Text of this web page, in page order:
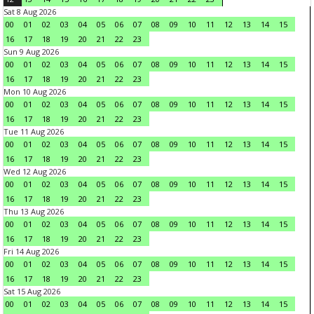
Sat 8 Aug 2026
00
01 02 03 04 05 06 07 08 09 10 11 12 13 14
15
16
17 18 19 20 21 22
23
Sun 9 Aug 2026
00
01 02 03 04 05 06 07 08 09 10 11 12 13 14
15
16
17 18 19 20 21 22
23
Mon 10 Aug 2026
00
01 02 03 04 05 06 07 08 09 10 11 12 13 14
15
16
17 18 19 20 21 22
23
Tue 11 Aug 2026
00
01 02 03 04 05 06 07 08 09 10 11 12 13 14
15
16
17 18 19 20 21 22
23
Wed 12 Aug 2026
00
01 02 03 04 05 06 07 08 09 10 11 12 13 14
15
16
17 18 19 20 21 22
23
Thu 13 Aug 2026
00
01 02 03 04 05 06 07 08 09 10 11 12 13 14
15
16
17 18 19 20 21 22
23
Fri 14 Aug 2026
00
01 02 03 04 05 06 07 08 09 10 11 12 13 14
15
16
17 18 19 20 21 22
23
Sat 15 Aug 2026
00
01 02 03 04 05 06 07 08 09 10 11 12 13 14
15